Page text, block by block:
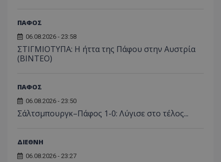
ΠΑΦΟΣ
06.08.2026 - 23:58
ΣΤΙΓΜΙΟΤΥΠΑ: Η ήττα της Πάφου στην Αυστρία
(ΒΙΝΤΕΟ)
ΠΑΦΟΣ
06.08.2026 - 23:50
Σάλτσμπουργκ–Πάφος 1-0: Λύγισε στο τέλος...
ΔΙΕΘΝΗ
06.08.2026 - 23:27